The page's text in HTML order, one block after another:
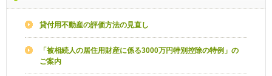
貸付用不動産の評価方法の見直し
「被相続人の居住用財産に係る3000万円特別控除の特例」の
ご案内